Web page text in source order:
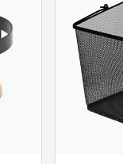
spørsmålet
INN SPØRSMÅL
og svaret